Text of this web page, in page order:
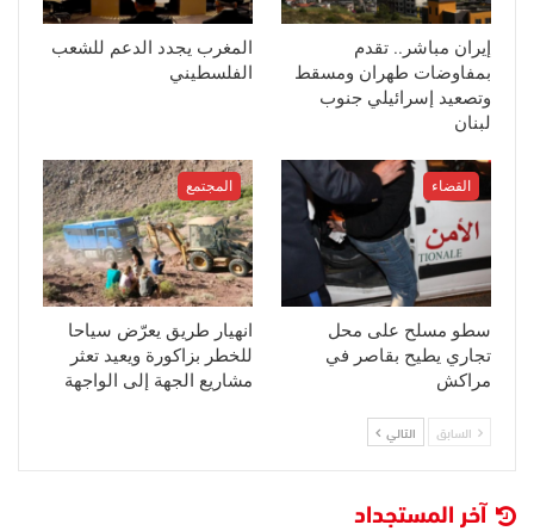
إيران مباشر.. تقدم
بمفاوضات طهران ومسقط
وتصعيد إسرائيلي جنوب
لبنان
المغرب يجدد الدعم للشعب
الفلسطيني
القضاء
سطو مسلح على محل
تجاري يطيح بقاصر في
مراكش
المجتمع
انهيار طريق يعرّض سياحا
للخطر بزاكورة ويعيد تعثر
مشاريع الجهة إلى الواجهة
السابق التالي
آخر المستجداد